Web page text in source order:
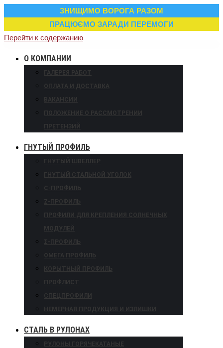
ЗНИЩИМО ВОРОГА РАЗОМ
ПРАЦЮЄМО ЗАРАДИ ПЕРЕМОГИ
Перейти к содержанию
О КОМПАНИИ
ГАЛЕРЕЯ РАБОТ
ОПЛАТА И ДОСТАВКА
ВАКАНСИИ
ПОЛОЖЕНИЕ О РАССМОТРЕНИИ
ПРЕТЕНЗИЙ
ГНУТЫЙ ПРОФИЛЬ
ГНУТЫЙ ШВЕЛЛЕР
ГНУТЫЙ СТАЛЬНОЙ УГОЛОК
С-ПРОФИЛЬ
Z-ПРОФИЛЬ
ПРОФИЛИ ДЛЯ КРЕПЛЕНИЯ СОЛНЕЧНЫХ
МОДУЛЕЙ
Σ-ПРОФИЛЬ
ОМЕГА ПРОФИЛЬ
КОРЫТНЫЙ ПРОФИЛЬ
ПРОФЛИСТ
СПЕЦПРОФИЛИ
НЕМЕРНАЯ ПРОДУКЦИЯ И ИЗЛИШКИ
СТАЛЬ В РУЛОНАХ
РУЛОНЫ ГОРЯЧЕКАТАНЫЕ